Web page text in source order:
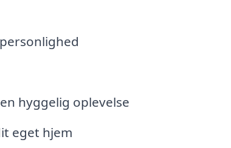
hyggelig oplevelse
eget hjem